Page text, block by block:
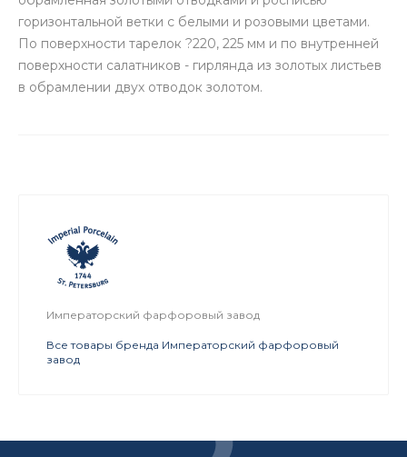
горизонтальной ветки с белыми и розовыми цветами.
По поверхности тарелок ?220, 225 мм и по внутренней
поверхности салатников - гирлянда из золотых листьев
в обрамлении двух отводок золотом.
Императорский фарфоровый завод
Все товары бренда Императорский фарфоровый
завод